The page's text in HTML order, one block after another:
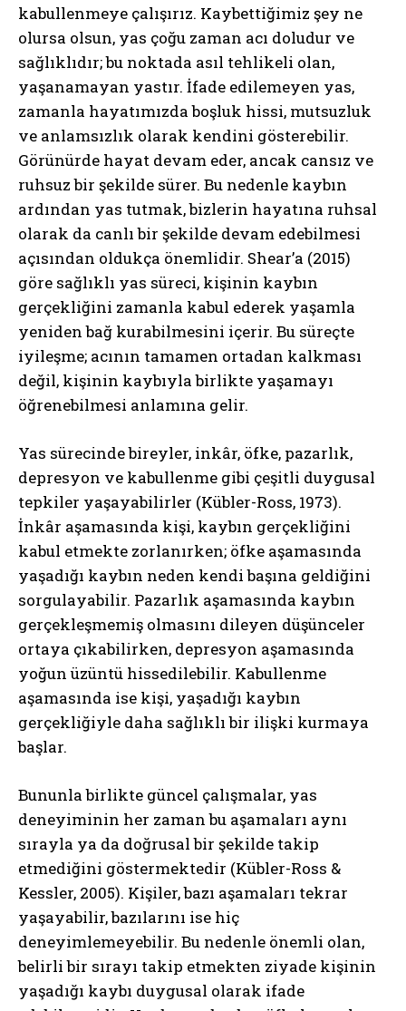
kabullenmeye çalışırız. Kaybettiğimiz şey ne
olursa olsun, yas çoğu zaman acı doludur ve
sağlıklıdır; bu noktada asıl tehlikeli olan,
yaşanamayan yastır. İfade edilemeyen yas,
zamanla hayatımızda boşluk hissi, mutsuzluk
ve anlamsızlık olarak kendini gösterebilir.
Görünürde hayat devam eder, ancak cansız ve
ruhsuz bir şekilde sürer. Bu nedenle kaybın
ardından yas tutmak, bizlerin hayatına ruhsal
olarak da canlı bir şekilde devam edebilmesi
açısından oldukça önemlidir. Shear’a (2015)
göre sağlıklı yas süreci, kişinin kaybın
gerçekliğini zamanla kabul ederek yaşamla
yeniden bağ kurabilmesini içerir. Bu süreçte
iyileşme; acının tamamen ortadan kalkması
değil, kişinin kaybıyla birlikte yaşamayı
öğrenebilmesi anlamına gelir.
Yas sürecinde bireyler, inkâr, öfke, pazarlık,
depresyon ve kabullenme gibi çeşitli duygusal
tepkiler yaşayabilirler (Kübler-Ross, 1973).
İnkâr aşamasında kişi, kaybın gerçekliğini
kabul etmekte zorlanırken; öfke aşamasında
yaşadığı kaybın neden kendi başına geldiğini
sorgulayabilir. Pazarlık aşamasında kaybın
gerçekleşmemiş olmasını dileyen düşünceler
ortaya çıkabilirken, depresyon aşamasında
yoğun üzüntü hissedilebilir. Kabullenme
aşamasında ise kişi, yaşadığı kaybın
gerçekliğiyle daha sağlıklı bir ilişki kurmaya
başlar.
Bununla birlikte güncel çalışmalar, yas
deneyiminin her zaman bu aşamaları aynı
sırayla ya da doğrusal bir şekilde takip
etmediğini göstermektedir (Kübler-Ross &
Kessler, 2005). Kişiler, bazı aşamaları tekrar
yaşayabilir, bazılarını ise hiç
deneyimlemeyebilir. Bu nedenle önemli olan,
belirli bir sırayı takip etmekten ziyade kişinin
yaşadığı kaybı duygusal olarak ifade